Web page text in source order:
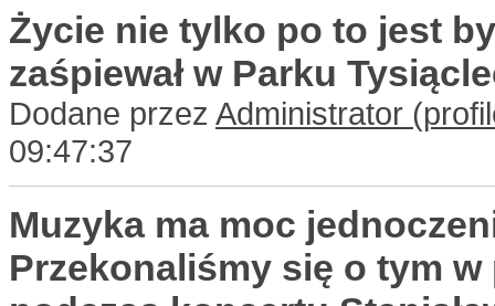
Życie nie tylko po to jest
zaśpiewał w Parku
Dodane przez Administrator
09:47:37
Muzyka ma moc
Przekonaliśmy się o tym